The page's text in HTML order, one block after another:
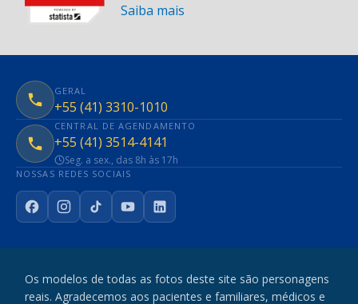
Saiba mais
GERAL
+55 (41) 3310-1010
CENTRAL DE AGENDAMENTO
+55 (41) 3514-4141
Seg. a sex., das 8h às 17h
NOSSAS REDES SOCIAIS
FacebookInstagram
TikTokYouTubeLinkedIn
Os modelos de todas as fotos deste site são personagens
reais. Agradecemos aos pacientes e familiares, médicos e